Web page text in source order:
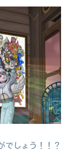
でしょう！！？